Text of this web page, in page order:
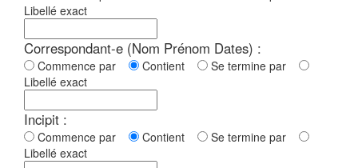
Libellé exact
Correspondant-e (Nom Prénom Dates) :
Commence par Contient
Se termine par
Libellé exact
Incipit :
Commence par Contient
Se termine par
Libellé exact